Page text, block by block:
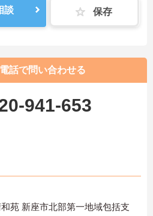
談 保存
話で問い合わせる
941-653
苑 新座市北部第一地域包括支